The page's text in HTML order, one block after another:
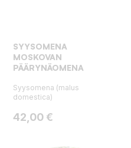
SYYSOMENA
MOSKOVAN
PÄÄRYNÄOMENA
Syysomena (malus
domestica)
Hinta
42,00 €